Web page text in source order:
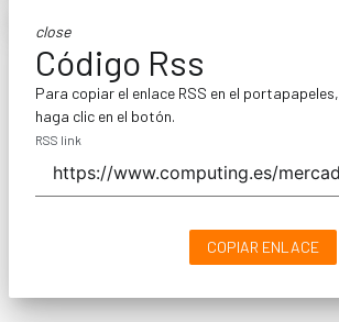
close
Código Rss
Para copiar el enlace RSS en el portapapeles,
haga clic en el botón.
RSS link
COPIAR ENLACE